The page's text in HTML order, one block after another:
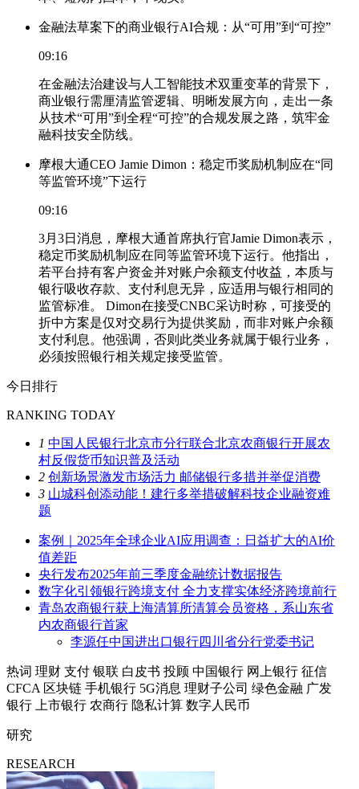
金融法草案下的商业银行AI合规：从“可用”到“可控”
09:16
在金融法治建设与人工智能技术双重变革的背景下，
商业银行需厘清监管逻辑、明晰发展方向，走出一条
从技术“可用”到全程“可控”的合规发展之路，筑牢金
融科技安全防线。
摩根大通CEO Jamie Dimon：稳定币奖励机制应在“同
等监管环境”下运行
09:16
3月3日消息，摩根大通首席执行官Jamie Dimon表示，
稳定币奖励机制应在同等监管环境下运行。他指出，
若平台持有客户资金并对账户余额支付收益，本质与
银行吸收存款、支付利息无异，应适用与银行相同的
监管标准。 Dimon在接受CNBC采访时称，可接受的
折中方案是仅对交易行为提供奖励，而非对账户余额
支付利息。他强调，否则此类业务就属于银行业务，
必须按照银行相关规定接受监管。
今日排行
RANKING TODAY
1 中国人民银行北京市分行联合北京农商银行开展农
村反假货币知识普及活动
2 创新场景激发市场活力 邮储银行多措并举促消费
3 山城科创添动能！建行多举措破解科技企业融资难
题
案例｜2025年全球企业AI应用调查：日益扩大的AI价
值差距
央行发布2025年前三季度金融统计数据报告
数字化引领银行跨境支付 全力支撑实体经济跨境前行
青岛农商银行获上海清算所清算会员资格，系山东省
内农商银行首家
李源任中国进出口银行四川省分行党委书记
热词 理财 支付 银联 白皮书 投顾 中国银行 网上银行 征信
CFCA 区块链 手机银行 5G消息 理财子公司 绿色金融 广发
银行
上市银行 农商行 隐私计算 数字人民币
研究
RESEARCH